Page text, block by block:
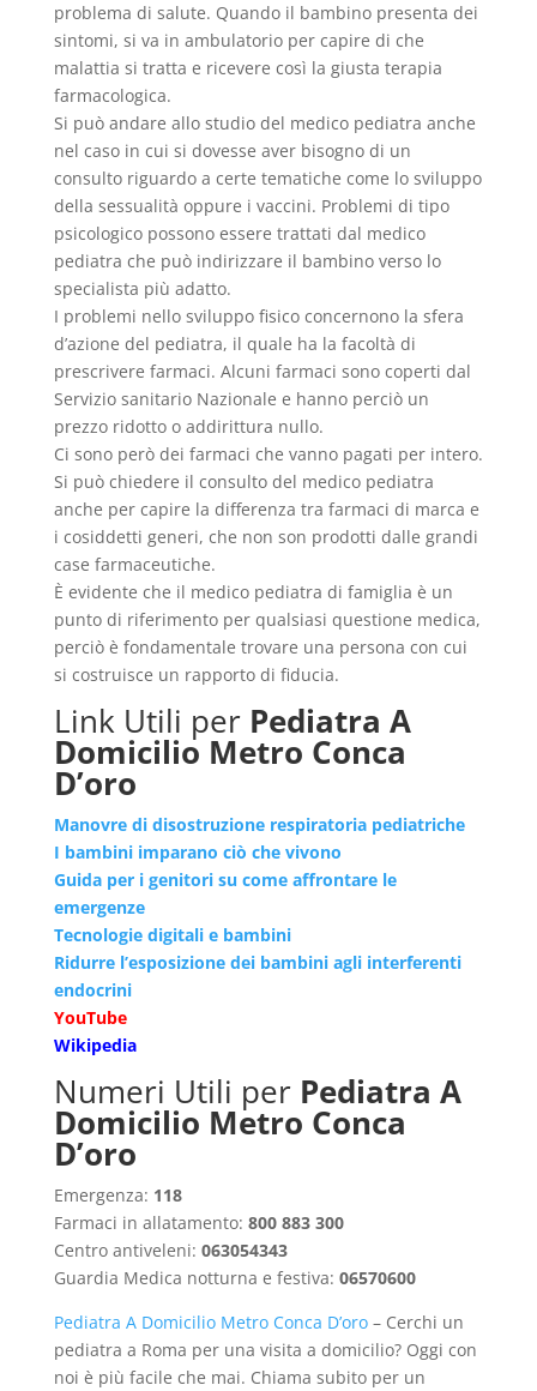
problema di salute. Quando il bambino presenta dei
sintomi, si va in ambulatorio per capire di che
malattia si tratta e ricevere così la giusta terapia
farmacologica.
Si può andare allo studio del medico pediatra anche
nel caso in cui si dovesse aver bisogno di un
consulto riguardo a certe tematiche come lo sviluppo
della sessualità oppure i vaccini. Problemi di tipo
psicologico possono essere trattati dal medico
pediatra che può indirizzare il bambino verso lo
specialista più adatto.
I problemi nello sviluppo fisico concernono la sfera
d’azione del pediatra, il quale ha la facoltà di
prescrivere farmaci. Alcuni farmaci sono coperti dal
Servizio sanitario Nazionale e hanno perciò un
prezzo ridotto o addirittura nullo.
Ci sono però dei farmaci che vanno pagati per intero.
Si può chiedere il consulto del medico pediatra
anche per capire la differenza tra farmaci di marca e
i cosiddetti generi, che non son prodotti dalle grandi
case farmaceutiche.
È evidente che il medico pediatra di famiglia è un
punto di riferimento per qualsiasi questione medica,
perciò è fondamentale trovare una persona con cui
si costruisce un rapporto di fiducia.
Link Utili per Pediatra A
Domicilio Metro Conca
D’oro
Manovre di disostruzione respiratoria pediatriche
I bambini imparano ciò che vivono
Guida per i genitori su come affrontare le
emergenze
Tecnologie digitali e bambini
Ridurre l’esposizione dei bambini agli interferenti
endocrini
YouTube
Wikipedia
Numeri Utili per Pediatra A
Domicilio Metro Conca
D’oro
Emergenza: 118
Farmaci in allatamento: 800 883 300
Centro antiveleni: 063054343
Guardia Medica notturna e festiva: 06570600
Pediatra A Domicilio Metro Conca D’oro– Cerchi un
pediatra a Roma per una visita a domicilio? Oggi con
noi è più facile che mai. Chiama subito per un